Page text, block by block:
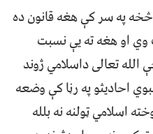
څخه په سر کې هغه قانون ده
او هغه ته يې نسبت
تعالی داسلامي ژوند
احاديثو په رڼا کې وضعه
اسلامي ټولنه نه بلله